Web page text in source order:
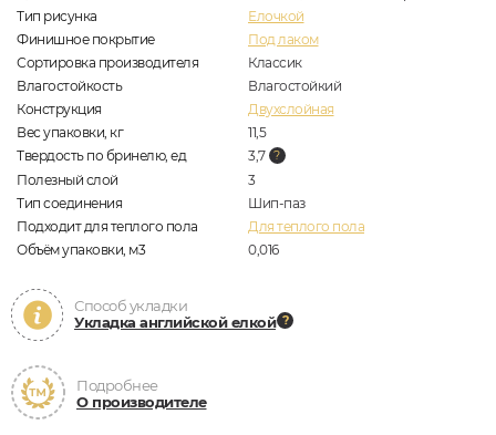
Тип рисунка
Елочкой
Финишное покрытие
Под лаком
Сортировка производителя
Классик
Влагостойкость
Влагостойкий
Конструкция
Двухслойная
Вес упаковки, кг
11,5
Твердость по бринелю, ед
3,7
Полезный слой
3
Тип соединения
Шип-паз
Подходит для теплого пола
Для теплого пола
Объём упаковки, м3
0,016
Способ укладки
Укладка английской елкой
Подробнее
О производителе